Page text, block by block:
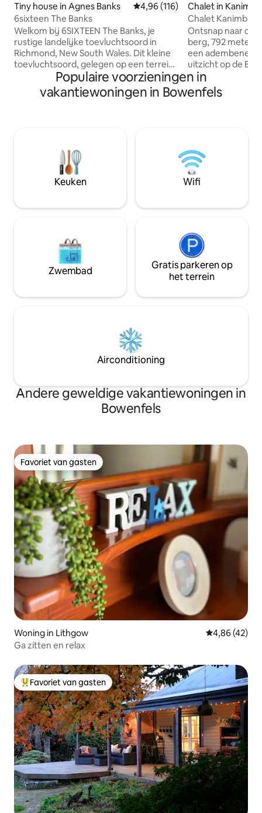
Tiny house in Agnes Banks Gemiddelde beoordeling van
4,96 (116)
6sixteen The Banks
Welkom bij 6SIXTEEN The Banks, je
rustige landelijke toevluchtsoord in
Richmond, New South Wales. Dit kleine
toevluchtsoord, gelegen op een terrein
van 2 hectare met een prachtig uitzicht
op de Blue Mountains, is perfect voor
koppels, sologasten of kleine gezinnen
privésessie in de infraroodsauna
(optionele wellness-upgrades
beschikbaar). Hosts in de buurt indien
Chalet in
Chalet Kanimbla
Ontsnap naar
berg, 792 meter
een
uitzicht op de
van de met
stoomsauna, het
gezellige
naar Lake Lyell
watersporten.
stopcontact en
omgeving waar
buurman is.
Populaire voorzieningen in
vakantiewoningen in Bowenfels
Keuken Wifi
Zwembad
Gratis parkeren op
het terrein
Airconditioning
Andere geweldige vakantiewoningen in
Bowenfels
Favoriet van gasten
Favoriet van gasten
Woning in Lithgow Gemiddelde
4,86 (42)
Ga zitten en relax
Topfavoriet van gasten
Favoriet van gasten